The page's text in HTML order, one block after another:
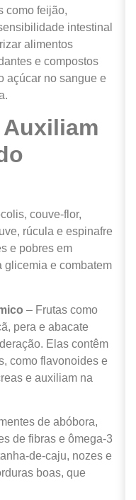
como feijão,
intestinal
alimentos
e compostos
açúcar no sangue e
couve-flor,
rúcula e espinafre
e pobres em
glicemia e combatem
– Frutas como
pera e abacate
Elas contêm
como flavonoides e
e auxiliam na
de abóbora,
de fibras e ômega-3
de-caju, nozes e
boas, que